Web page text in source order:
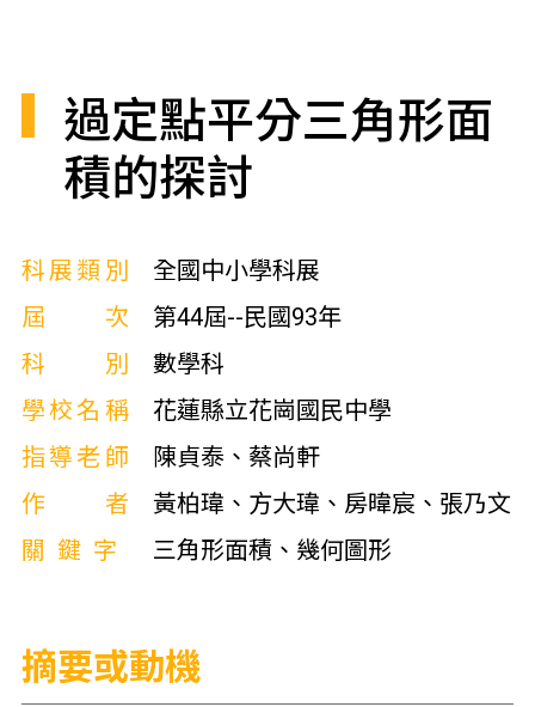
過定點平分三角形面
積的探討
科展類別
全國中小學科展
屆次
第44屆--民國93年
科別
數學科
學校名稱
花蓮縣立花崗國民中學
指導老師
陳貞泰、蔡尚軒
作者
黃柏瑋、方大瑋、房暐宸、張乃文
關鍵字
三角形面積、幾何圖形
摘要或動機